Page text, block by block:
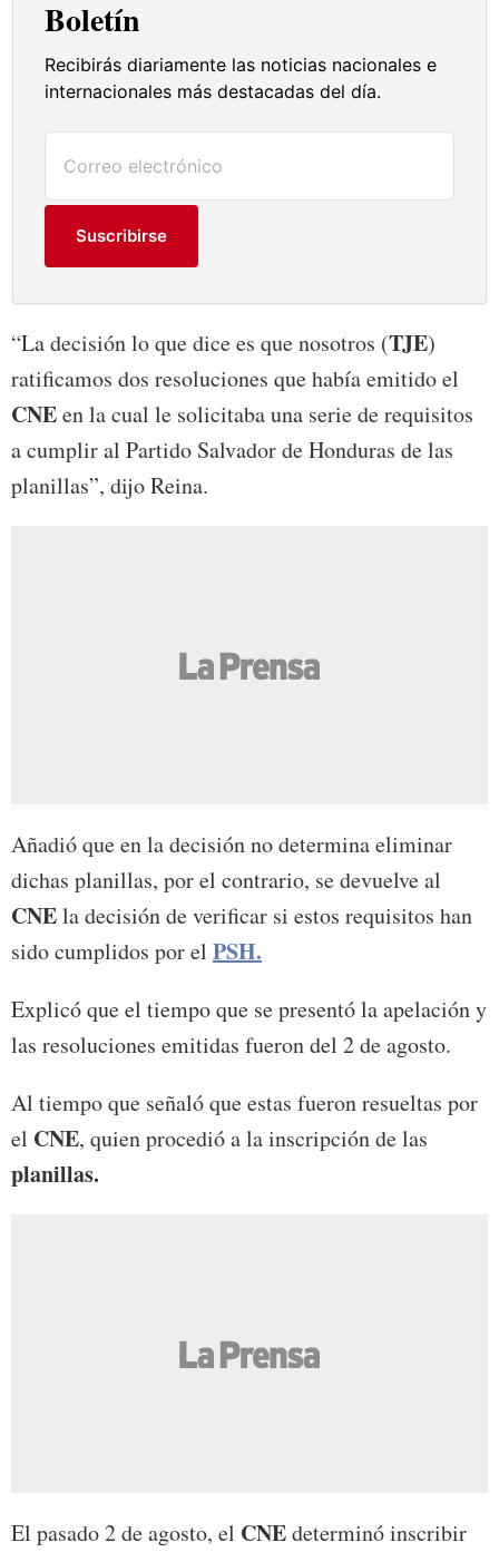
Boletín
Recibirás diariamente las noticias nacionales e
internacionales más destacadas del día.
Suscribirse
“La decisión lo que dice es que nosotros (TJE)
ratificamos dos resoluciones que había emitido el
CNEen la cual le solicitaba una serie de requisitos
a cumplir al Partido Salvador de Honduras de las
planillas”, dijo Reina.
Añadió que en la decisión no determina eliminar
dichas planillas, por el contrario, se devuelve al
CNEla decisión de verificar si estos requisitos han
sido cumplidos por el PSH.
Explicó que el tiempo que se presentó la apelación y
las resoluciones emitidas fueron del 2 de agosto.
Al tiempo que señaló que estas fueron resueltas por
el CNE, quien procedió a la inscripción de las
planillas.
El pasado 2 de agosto, el CNEdeterminó inscribir